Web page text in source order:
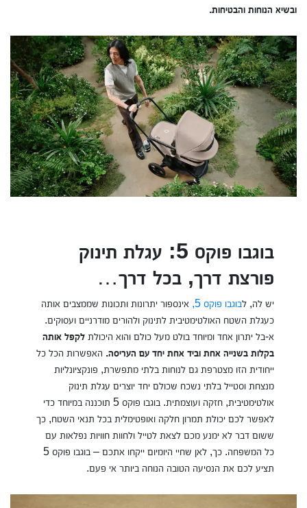
ובשיא הנוחות והבטיחות.
בוגבו פוקס 5: עגלת תינוק
פורצת דרך, בכל דרך…
יש לה, לבוגבו פוקס 5,
אינספור יתרונות ותכונות שממצבים אותה
כעגלת השטח האולטימטיבית לתינוק ולהורים מודרניים ועסוקים.
א-בל יתרון אחד ומיוחד בולט מעל כולם והוא היכולתלקפל אותה
בקלות בשנייה אחת וביד אחת יחד עם העריסה. האפשרות הכל כל
ייחודית הזו מצטרפת גם לנוחות בלתי מתפשרת, פונקציונליות
מנצחת וסטייל בלתי נשכח שכולם יחד יוצרים עגלת תינוק
אולטימטיבית, חזקה ועוצמתית. בוגבו פוקס 5 תוכננה במיוחד כדי
לאפשר לכם יכולת תמרון חלקה ואופטימלית בכל תנאי השטח, כך
ששום דבר לא ימנע מכם לצאת לטייל ולחוות חוויות נפלאות עם
כל המשפחה. כך, לאן שחיי היומיום ייקחו אתכם – בוגבו פוקס 5
תציע לכם את הנסיעה הטובה הנוחה ביותר אי פעם.